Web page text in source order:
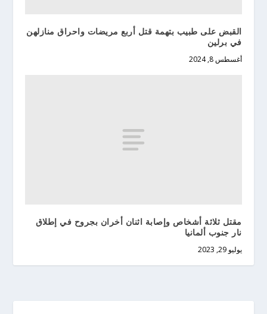
القبض على طبيب بتهمة قتل أربع مريضات واحراق منازلهن
في برلين
أغسطس 8, 2024
مقتل ثلاثة أشخاص وإصابة اثنان أخران بجروح في إطلاق
نار جنوب ألمانيا
يوليو 29, 2023